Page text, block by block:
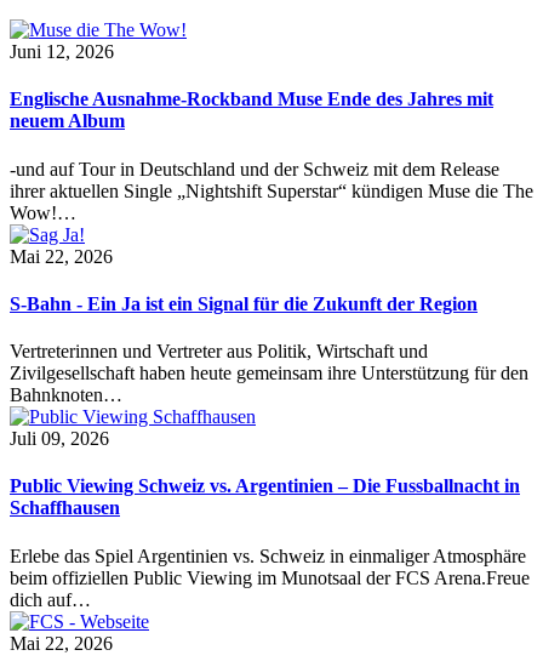
Juni 12, 2026
Englische Ausnahme-Rockband Muse Ende des Jahres mit
neuem Album
-und auf Tour in Deutschland und der Schweiz mit dem Release
ihrer aktuellen Single „Nightshift Superstar“ kündigen Muse die The
Wow!…
Mai 22, 2026
S-Bahn - Ein Ja ist ein Signal für die Zukunft der Region
Vertreterinnen und Vertreter aus Politik, Wirtschaft und
Zivilgesellschaft haben heute gemeinsam ihre Unterstützung für den
Bahnknoten…
Juli 09, 2026
Public Viewing Schweiz vs. Argentinien – Die Fussballnacht in
Schaffhausen
Erlebe das Spiel Argentinien vs. Schweiz in einmaliger Atmosphäre
beim offiziellen Public Viewing im Munotsaal der FCS Arena.Freue
dich auf…
Mai 22, 2026